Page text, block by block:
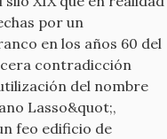
por un
en los años 60 del
contradicción
del nombre
Lasso&quot;,
feo edificio de